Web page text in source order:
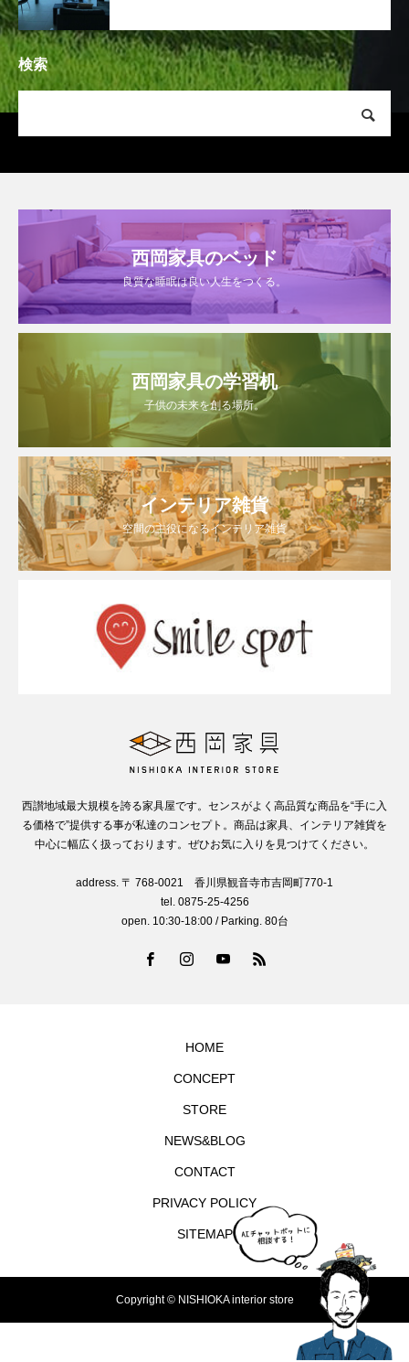
検索
西岡家具のベッド
良質な睡眠は良い人生をつくる。
西岡家具の学習机
子供の未来を創る場所。
インテリア雑貨
空間の主役になるインテリア雑貨
西讃地域最大規模を誇る家具屋です。センスがよく高品質な商品を“手に入
る価格で”提供する事が私達のコンセプト。商品は家具、インテリア雑貨を
中心に幅広く扱っております。ぜひお気に入りを見つけてください。
address. 〒 768-0021 香川県観音寺市吉岡町770-1
tel. 0875-25-4256
open. 10:30-18:00 / Parking. 80台
HOME
CONCEPT
STORE
NEWS&BLOG
CONTACT
PRIVACY POLICY
SITEMAP
Copyright © NISHIOKA interior store
MAP